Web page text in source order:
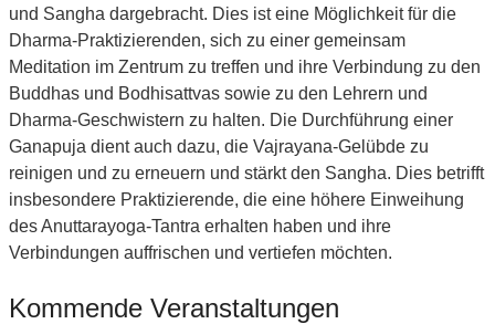
und Sangha dargebracht. Dies ist eine Möglichkeit für die
Dharma-Praktizierenden, sich zu einer gemeinsam
Meditation im Zentrum zu treffen und ihre Verbindung zu den
Buddhas und Bodhisattvas sowie zu den Lehrern und
Dharma-Geschwistern zu halten. Die Durchführung einer
Ganapuja dient auch dazu, die Vajrayana-Gelübde zu
reinigen und zu erneuern und stärkt den Sangha. Dies betrifft
insbesondere Praktizierende, die eine höhere Einweihung
des Anuttarayoga-Tantra erhalten haben und ihre
Verbindungen auffrischen und vertiefen möchten.
Kommende Veranstaltungen